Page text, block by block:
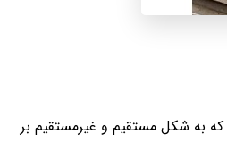
به شکل مستقیم و غیرمستقیم بر